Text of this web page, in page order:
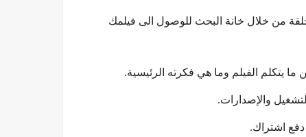
من خلال خانة البحث للوصول الى فيلمك
الفيلم وما هي فكرته الرئيسية.
والإصدارات.